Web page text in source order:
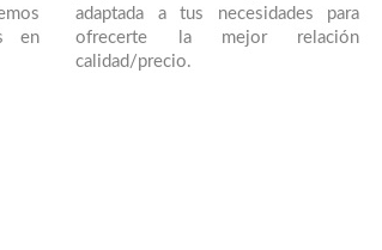
en
adaptada a tus necesidades para
ofrecerte la mejor relación
calidad/precio.